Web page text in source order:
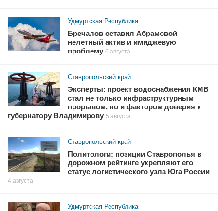
Удмуртская Республика
Бречалов оставил Абрамовой
нелетный актив и имиджевую
проблему 6 августа
Ставропольский край
Эксперты: проект водоснабжения КМВ
стал не только инфраструктурным
прорывом, но и фактором доверия к
губернатору Владимирову 5 августа
Ставропольский край
Политологи: позиции Ставрополья в
дорожном рейтинге укрепляют его
статус логистического узла Юга России
4 августа
Удмуртская Республика